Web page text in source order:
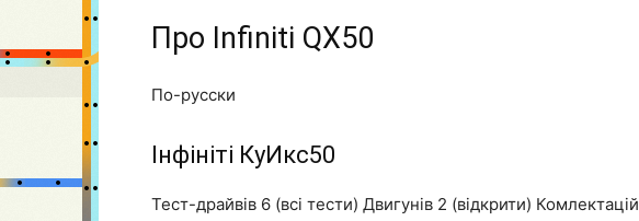
Про Infiniti QX50
По-русски
Інфініті КуИкс50
Тест-драйвів 6 (всі тести) Двигунів 2 (відкрити) Комлектацій